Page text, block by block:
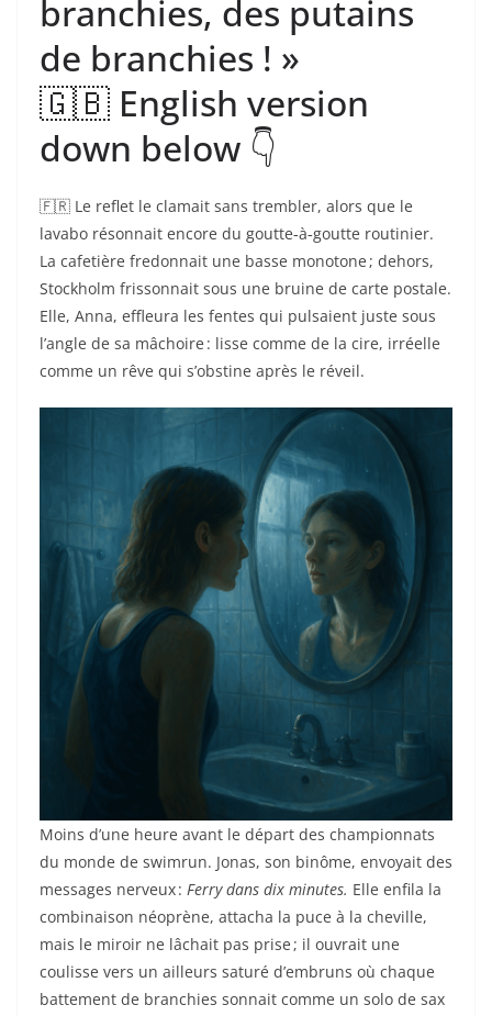
branchies, des putains
de branchies ! »
🇬🇧 English version
down below 👇
🇫🇷 Le reflet le clamait sans trembler, alors que le
lavabo résonnait encore du goutte‑à‑goutte routinier.
La cafetière fredonnait une basse monotone ; dehors,
Stockholm frissonnait sous une bruine de carte postale.
Elle, Anna, effleura les fentes qui pulsaient juste sous
l’angle de sa mâchoire : lisse comme de la cire, irréelle
comme un rêve qui s’obstine après le réveil.
Moins d’une heure avant le départ des championnats
du monde de swimrun. Jonas, son binôme, envoyait des
messages nerveux : Ferry dans dix minutes. Elle enfila la
combinaison néoprène, attacha la puce à la cheville,
mais le miroir ne lâchait pas prise ; il ouvrait une
coulisse vers un ailleurs saturé d’embruns où chaque
battement de branchies sonnait comme un solo de sax